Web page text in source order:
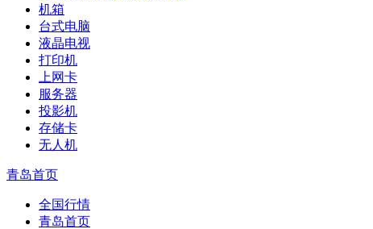
机箱
台式电脑
液晶电视
打印机
上网卡
服务器
投影机
存储卡
无人机
青岛首页
全国行情
青岛首页